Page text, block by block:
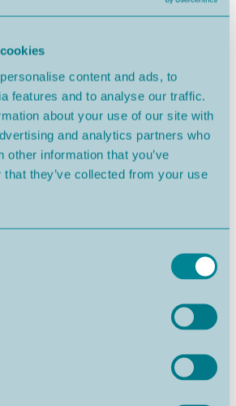
content and ads, to
features and to analyse our traffic.
about your use of our site with
and analytics partners who
other information that you’ve
they’ve collected from your use
je te haasten om alles te ervaren. Dit
van wat er echt toe doet: een
de natuurlijke schoonheid van
van Portugal en een langzamer, rijker
woning - exclusief aangeboden
service ontworpen om
wij internationale kopers in elke
eenvoudig droom naar een prachtig
wat u nodig heeft om veilig uw huis in
van begin tot eind door één
uw'ClientNavigator' aan uw zijde.
Eén eenvoudige oplossing.